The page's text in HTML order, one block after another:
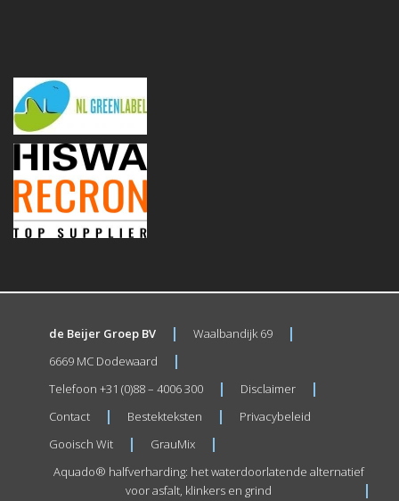
de Beijer Groep BV
Waalbandijk 69
6669 MC Dodewaard
Telefoon +31 (0)88 – 4006 300
Disclaimer
Contact
Bestekteksten
Privacybeleid
Gooisch Wit
GrauMix
Aquado® halfverharding: het waterdoorlatende alternatief
voor asfalt, klinkers en grind